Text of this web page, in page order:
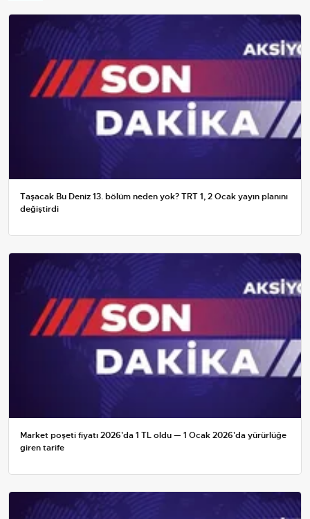
Taşacak Bu Deniz 13. bölüm neden yok? TRT 1, 2 Ocak yayın planını
değiştirdi
Market poşeti fiyatı 2026'da 1 TL oldu — 1 Ocak 2026'da yürürlüğe
giren tarife